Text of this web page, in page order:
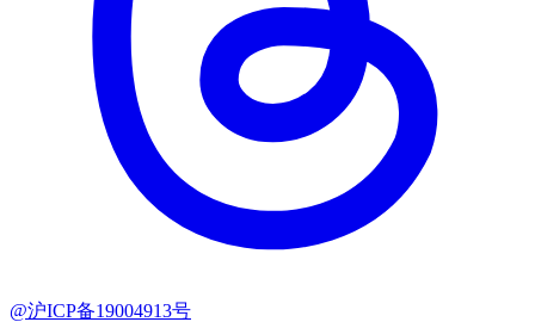
@沪ICP备19004913号